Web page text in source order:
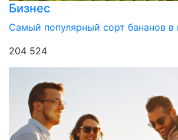
Бизнес
Самый популярный сорт бананов
204 524